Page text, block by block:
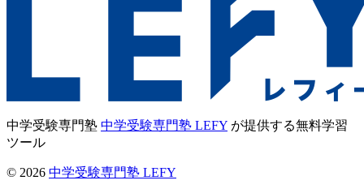
中学受験専門塾 中学受験専門塾 LEFY が提供する無料学習
ツール
© 2026 中学受験専門塾 LEFY